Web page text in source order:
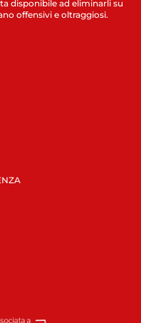
disponibile ad eliminarli su
offensivi e oltraggiosi.